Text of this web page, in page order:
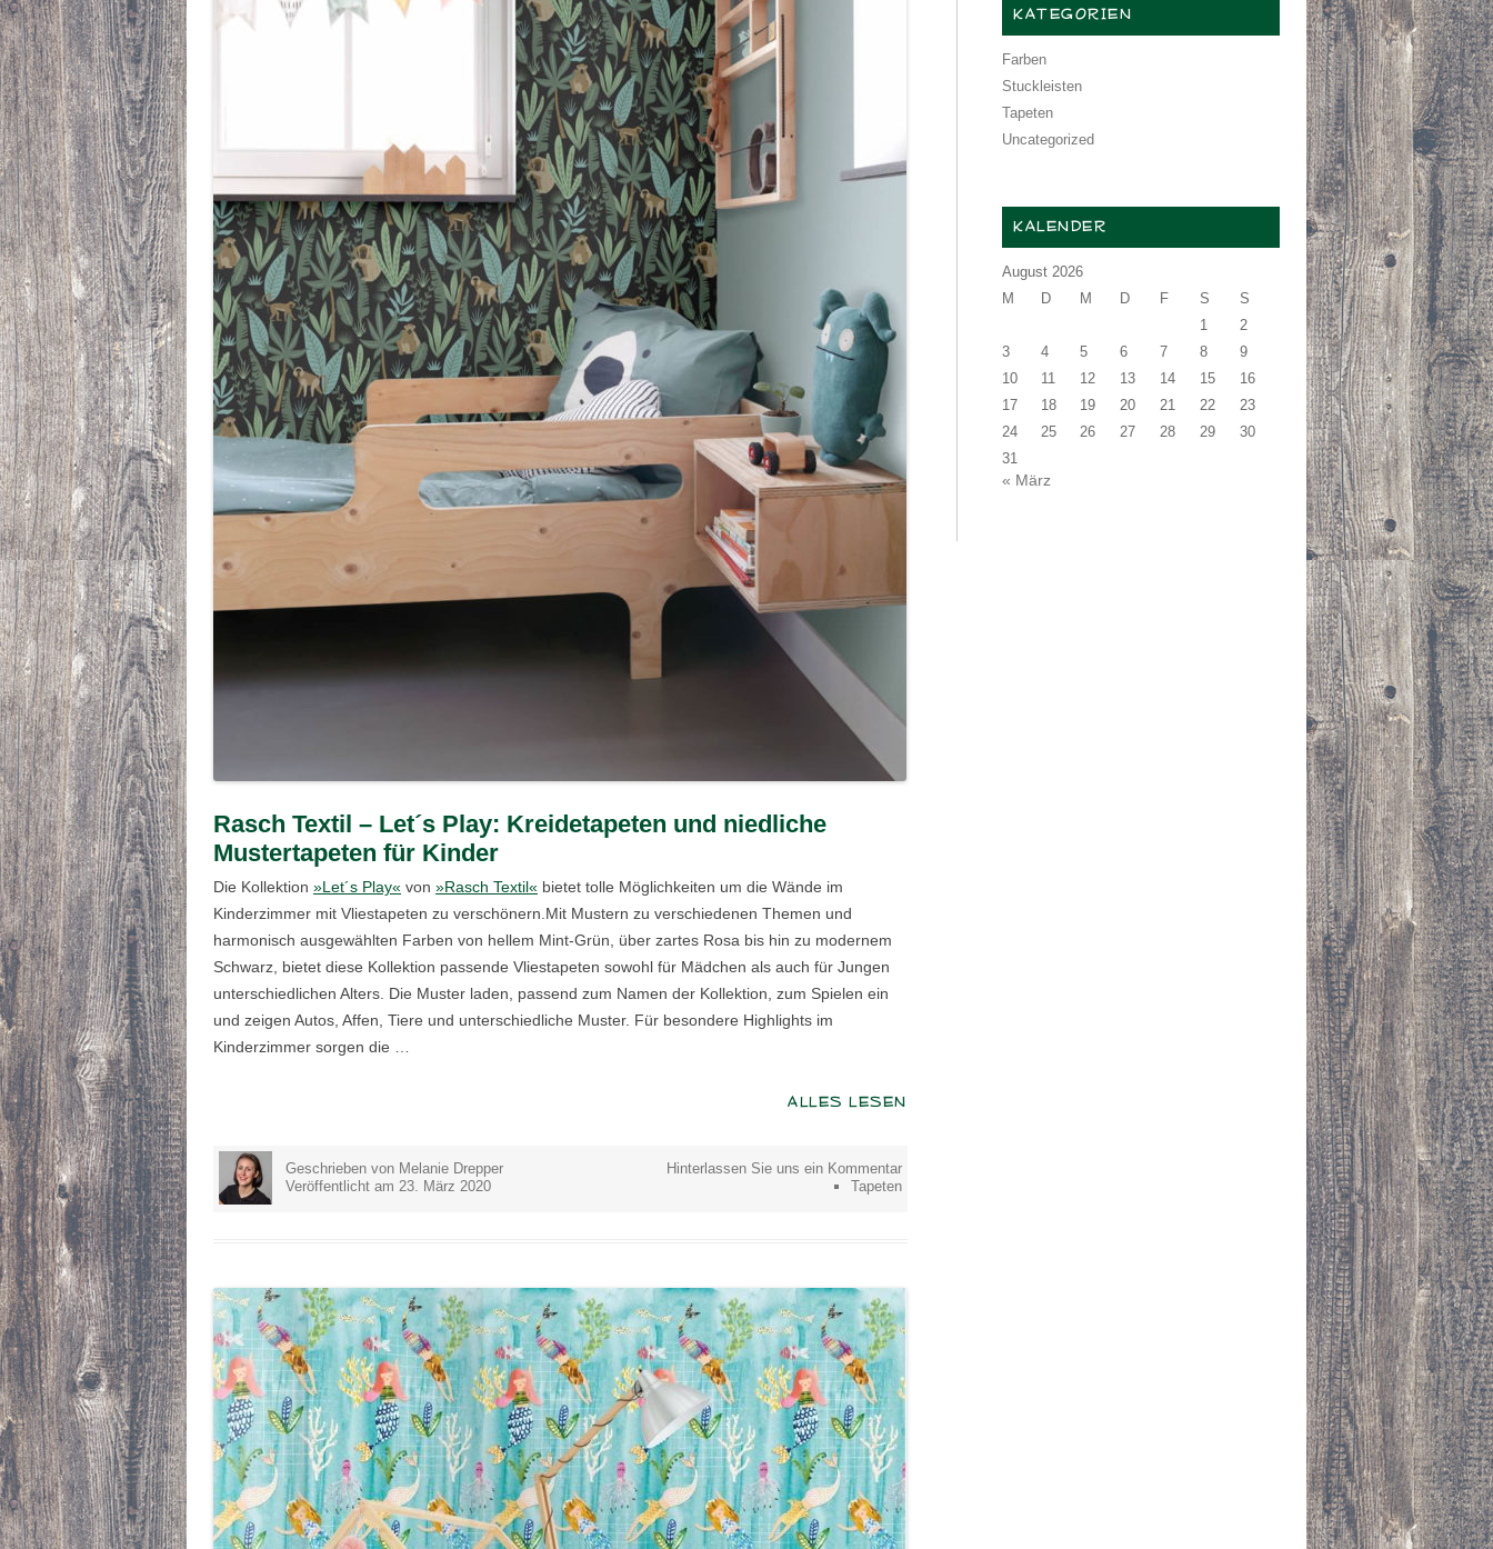
Rasch Textil – Let´s Play: Kreidetapeten und niedliche
Mustertapeten für Kinder
Die Kollektion »Let´s Play« von »Rasch Textil« bietet tolle Möglichkeiten um die Wände im
Kinderzimmer mit Vliestapeten zu verschönern.Mit Mustern zu verschiedenen Themen und
harmonisch ausgewählten Farben von hellem Mint-Grün, über zartes Rosa bis hin zu modernem
Schwarz, bietet diese Kollektion passende Vliestapeten sowohl für Mädchen als auch für Jungen
unterschiedlichen Alters. Die Muster laden, passend zum Namen der Kollektion, zum Spielen ein
und zeigen Autos, Affen, Tiere und unterschiedliche Muster. Für besondere Highlights im
Kinderzimmer sorgen die …
ALLES LESEN
Geschrieben von Melanie Drepper
Veröffentlicht am 23. März 2020
Hinterlassen Sie uns ein Kommentar
Tapeten
KATEGORIEN
Farben
Stuckleisten
Tapeten
Uncategorized
KALENDER
August 2026
M
D M D F S
S
1
2
3
4 5 6 7 8
9
10
11 12 13 14 15
16
17
18 19 20 21 22
23
24
25 26 27 28 29
30
31
« März